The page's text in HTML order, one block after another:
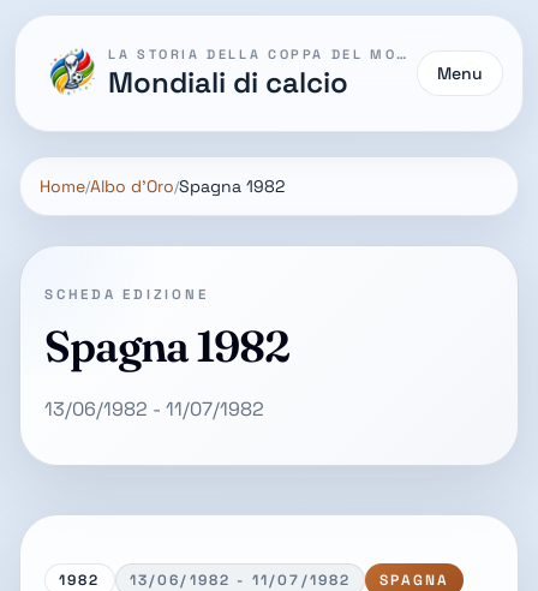
LA STORIA DELLA COPPA DEL MONDO
Mondiali di calcio Menu
Home Albo d'Oro Spagna 1982
SCHEDA EDIZIONE
Spagna 1982
13/06/1982 - 11/07/1982
1982 13/06/1982 - 11/07/1982 SPAGNA